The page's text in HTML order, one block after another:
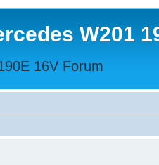
W201
16V Forum